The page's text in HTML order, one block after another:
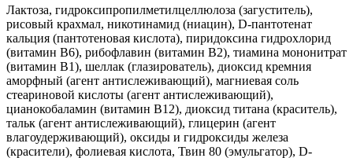
Лактоза, гидроксипропилметилцеллюлоза (загуститель),
рисовый крахмал, никотинамид (ниацин), D-пантотенат
кальция (пантотеновая кислота), пиридоксина гидрохлорид
(витамин В6), рибофлавин (витамин В2), тиамина мононитрат
(витамин В1), шеллак (глазирователь), диоксид кремния
аморфный (агент антислеживающий), магниевая соль
стеариновой кислоты (агент антислеживающий),
цианокобаламин (витамин В12), диоксид титана (краситель),
тальк (агент антислеживающий), глицерин (агент
влагоудерживающий), оксиды и гидроксиды железа
(красители), фолиевая кислота, Твин 80 (эмульгатор), D-